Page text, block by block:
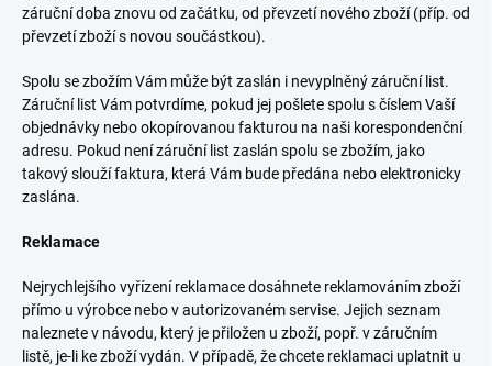
záruční doba znovu od začátku, od převzetí nového zboží (příp. od
převzetí zboží s novou součástkou).
Spolu se zbožím Vám může být zaslán i nevyplněný záruční list.
Záruční list Vám potvrdíme, pokud jej pošlete spolu s číslem Vaší
objednávky nebo okopírovanou fakturou na naši korespondenční
adresu. Pokud není záruční list zaslán spolu se zbožím, jako
takový slouží faktura, která Vám bude předána nebo elektronicky
zaslána.
Reklamace
Nejrychlejšího vyřízení reklamace dosáhnete reklamováním zboží
přímo u výrobce nebo v autorizovaném servise. Jejich seznam
naleznete v návodu, který je přiložen u zboží, popř. v záručním
listě, je-li ke zboží vydán. V případě, že chcete reklamaci uplatnit u